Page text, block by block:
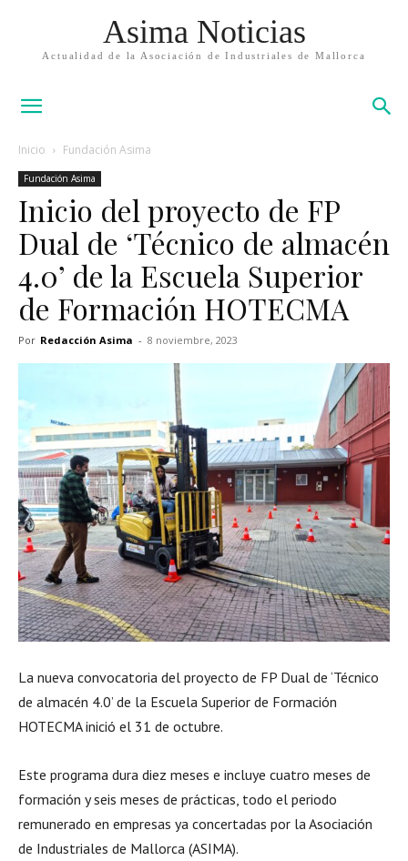
Asima Noticias
Actualidad de la Asociación de Industriales de Mallorca
Inicio Fundación Asima
Fundación Asima
Inicio del proyecto de FP
Dual de ‘Técnico de almacén
4.0’ de la Escuela Superior
de Formación HOTECMA
Por Redacción Asima - 8 noviembre, 2023
La nueva convocatoria del proyecto de FP Dual de ‘Técnico
de almacén 4.0’ de la Escuela Superior de Formación
HOTECMA inició el 31 de octubre.
Este programa dura diez meses e incluye cuatro meses de
formación y seis meses de prácticas, todo el periodo
remunerado en empresas ya concertadas por la Asociación
de Industriales de Mallorca (ASIMA).